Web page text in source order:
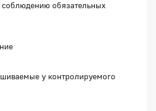
соблюдению обязательных
у контролируемого